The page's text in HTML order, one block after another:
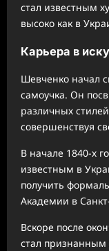
стал известным
высоко как в
Карьера в
Шевченко начал
самоучка. Он
различных
совершенствуя
В начале 1840-х
известным в
получить
Академии в
Вскоре после
стал